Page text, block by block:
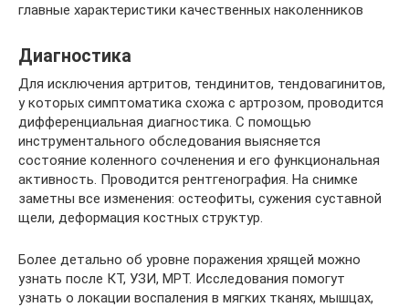
главные характеристики качественных наколенников
Диагностика
Для исключения артритов, тендинитов, тендовагинитов,
у которых симптоматика схожа с артрозом, проводится
дифференциальная диагностика. С помощью
инструментального обследования выясняется
состояние коленного сочленения и его функциональная
активность. Проводится рентгенография. На снимке
заметны все изменения: остеофиты, сужения суставной
щели, деформация костных структур.
Более детально об уровне поражения хрящей можно
узнать после КТ, УЗИ, МРТ. Исследования помогут
узнать о локации воспаления в мягких тканях, мышцах,